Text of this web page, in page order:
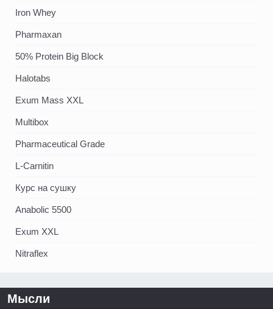
Iron Whey
Pharmaxan
50% Protein Big Block
Halotabs
Exum Mass XXL
Multibox
Pharmaceutical Grade
L-Carnitin
Курс на сушку
Anabolic 5500
Exum XXL
Nitraflex
Мысли